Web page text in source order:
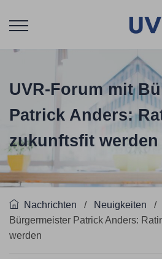
UVR-Forum mit
Patrick Anders:
zukunftsfit werden
Nachrichten / Neuigkeiten /
Bürgermeister Patrick Anders:
werden